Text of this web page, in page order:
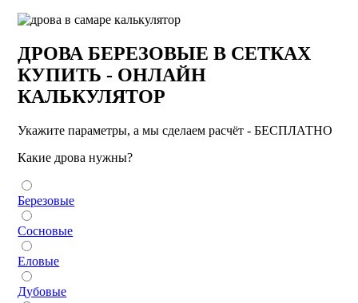
ДРОВА БЕРЕЗОВЫЕ В СЕТКАХ
КУПИТЬ - ОНЛАЙН
КАЛЬКУЛЯТОР
Укажите параметры, а мы сделаем расчёт - БЕСПЛАТНО
Какие дрова нужны?
Березовые
Сосновые
Еловые
Дубовые